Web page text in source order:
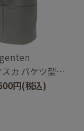
genten
バケツ型トート
円(税込)